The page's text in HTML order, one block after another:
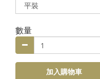
數量
加入購物車